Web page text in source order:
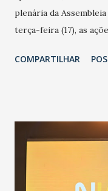
plenária da
terça-feira (17), as
adotadas pelo
população suspeita e
públicos e
epidemia comum,
aumento de casos de
COMPARTILHAR